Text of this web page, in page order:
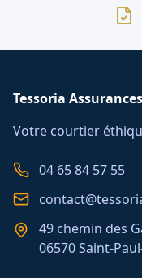
Tessoria Assurances
Votre courtier
04 65 84 57 55
49 chemin des
06570 Saint-